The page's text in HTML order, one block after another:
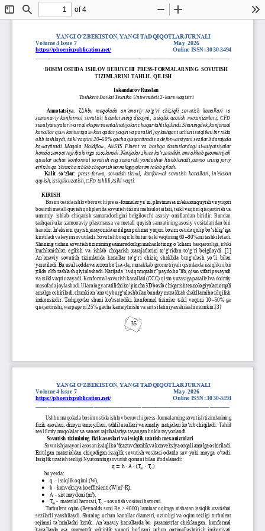
ToggleFind
of 4
Zoom
YANGI O‘ZBEKISTON, YANGI TADQIQOTLAR JURNALI
Volume 4 Issue 7 May 2026
https://phoenixpublication.net/
Online ISSN:3030-3494
35
BOSIM  OSTIDA  ISHLOV  BERUVCHI  PRESS-FORMALARNING  SOVUTISH
TIZIMLARINI  TAHLIL  QILISH
Iskandarov Russlan
Toshkent Davlat Texnika Universiteti 2-kurs magistri
Annotatsiya
Ushbu  maqolada  an’anaviy  to‘g‘ri  chiziqli  sovutish  kanallari  va
zamonaviy  konformal  sovutish  tizimlarining dizayni,  issiqlik  uzatish  mexanizmlari,  CFD
simulyatsiyalari va real eksperimental natijalari chuqur tahlil qilindi. Shuningdek, konformal
kanallar qism konturiga imkon qadar yaqin va parallel joylashgani uchun issiqlikni bir xilda
olib tashlaydi, tsikl vaqtini 20–50% gacha qisqartiradi va deformatsiyani sezilarli darajada
kamaytiradi.  Maqola  Moldflow,  ANSYS  Fluent  va  boshqa  dasturlardagi simulyatsiyalar
hamda sanoat tajribalariga asoslanadi. Natijalar shuni ko‘rsatadiki, murakkab geometriyali
qismlar uchun konformal sovutish eng samarali yondashuv hisoblanadi, ammo  uning joriy
etilishi qo‘shimcha ishlab chiqarish texnologiyalarini talab qiladi.
Kalit so‘zlar: press-forma,  sovutish  tizimi,  konformal  sovutish  kanallari,  in'eksion
quyish, issiqlik uzatish, CFD tahlili, tsikl vaqti.
KIRISH
Bosim ostida ishlov beruvchi press-formalar ya’ni, plastmassa in'eksion quyish va yuqori
bosimli metall quyish qoliplarida sovutish tizimi mahsulot sifati, tsikl vaqtini qisqartirish va
umumiy  ishlab  chiqarish  samaradorligini  belgilovchi  asosiy  omillardan  biridir.  Bundan
tashqari ular zamonaviy plastmassa va  metall  quyish sanoatining asosiy  vositalaridan biri
hamdir. In'eksion quyish jarayonida eritilgan polimer yuqori bosim ostida qolip bo‘shlig‘iga
kiritiladi va keyin sovutiladi. Sovutish bosqichi butun tsikl vaqtining 60–80% ini tashkil etadi.
Shuning uchun sovutish tizimining samaradorligi mahsulotning o‘lcham barqarorligi, ichki
kuchlanishlar,  egilish  va  ishlab  chiqarish  xarajatlarini to‘g‘ridan-to‘g‘ri  belgilaydi.  [1]
An’anaviy  sovutish  tizimlarida  kanallar  to‘g‘ri  chiziq  shaklida  burg‘ulash  yo‘li  bilan
yaratiladi. Bu usul sodda va arzon bo‘lsa-da, murakkab geometriyali qismlarda issiqlikni bir
xilda olib tashlash qiyinlashadi. Natijada “issiq nuqtalar” paydo bo‘lib, qism sifati pasayadi
va tsikl vaqti uzayadi. Konformal sovutish kanallari (CCC) qism yuzasiga parallel va doimiy
masofada joylashadi. Ularning yaratilishi ko‘pincha 3D bosib chiqarish texnologiyalari orqali
amalga oshiriladi, chunki an’anaviy burg‘ulash bilan bunday murakkab shakllarni hosil qilish
imkonsizdir. Tadqiqotlar shuni ko‘rsatadiki, konformal tizimlar tsikl vaqtini 10–50%  ga
qisqartirishi, warpage ni 25% gacha kamaytirishi va sirt sifatini yaxshilashi mumkin.[3]
YANGI O‘ZBEKISTON, YANGI TADQIQOTLAR JURNALI
Volume 4 Issue 7 May 2026
https://phoenixpublication.net/
Online ISSN:3030-3494
Ushbu maqolada bosim ostida ishlov beruvchi press-formalarning sovutish tizimlarining
fizik asoslari, dizayn tamoyillari, tahlil usullari va amaliy natijalari ko‘rib chiqiladi. Tahlil
real ilmiy maqolalar va sanoat tajribalariga tayangan holda tayyorlandi.
Sovutish tizimining fizik asoslari va issiqlik uzatish mexanizmlari
Sovutish jarayoni asosan issiqlik o‘tkazuvchanlik va konveksiya orqali amalga oshiriladi.
Eritilgan materialdan chiqadigan issiqlik sovutish vositasi odatda suv yoki moyga o‘tadi.
Issiqlik uzatish tezligi Nyutonning sovutish qonuni bilan ifodalanadi:
q = h ⋅ A ⋅ (Tm ⋅ Tc )
bu yerda:
●
q - issiqlik oqimi (W),
●
h - konveksiya koeffitsienti (W/m²·K),
●
A - sirt maydoni (m²),
●
Tm - material harorati, Tc - sovutish vositasi harorati.
Turbulent oqim (Reynolds soni Re  > 4000) laminar oqimga nisbatan issiqlik uzatishni
sezilarli yaxshilaydi . Shuning  uchun  kanallar diametri,  uzunligi  va  oqim  tezligi  turbulent
rejimni  ta’minlashi  kerak.  An’anaviy kanallarda bu  parametrlar cheklangan,  konformal
kanallarda  esa  geometrik  erkinlik  yuqori  bo‘lgani  uchun  optimallashtirish  imkoniyati